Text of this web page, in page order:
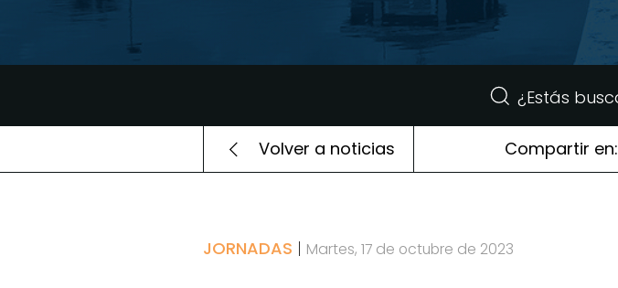
Volver a noticias Compartir en:
JORNADAS Martes, 17 de octubre de 2023